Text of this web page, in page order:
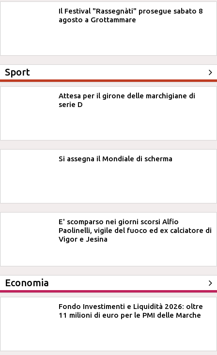
Il Festival "Rassegnàti" prosegue sabato 8
agosto a Grottammare
Sport
Attesa per il girone delle marchigiane di
serie D
Si assegna il Mondiale di scherma
E' scomparso nei giorni scorsi Alfio
Paolinelli, vigile del fuoco ed ex calciatore di
Vigor e Jesina
Economia
Fondo Investimenti e Liquidità 2026: oltre
11 milioni di euro per le PMI delle Marche